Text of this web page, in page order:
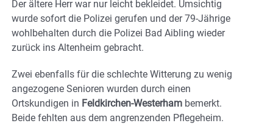
Der ältere Herr war nur leicht bekleidet. Umsichtig
wurde sofort die Polizei gerufen und der 79-Jährige
wohlbehalten durch die Polizei Bad Aibling wieder
zurück ins Altenheim gebracht.
Zwei ebenfalls für die schlechte Witterung zu wenig
angezogene Senioren wurden durch einen
Ortskundigen in Feldkirchen-Westerham bemerkt.
Beide fehlten aus dem angrenzenden Pflegeheim.